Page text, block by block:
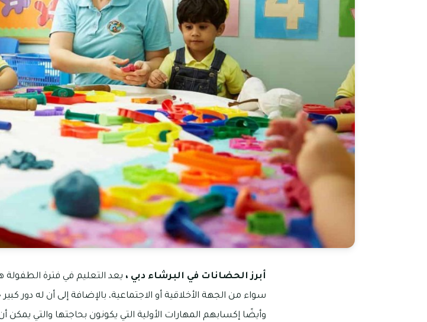
أبرز الحضانات في البرشاء دبي ، يعد التعليم في فترة
سواء من الجهة الأخلاقية أو الاجتماعية، بالإضافة إلى أن له دور
وأيضًا إكسابهم المهارات الأولية التي يكونون بحاجتها والتي